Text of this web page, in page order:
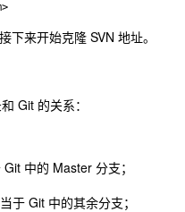
来开始克隆 SVN 地址。
Git 的关系：
中的 Master 分支；
于 Git 中的其余分支；